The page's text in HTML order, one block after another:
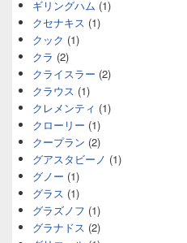
ギリングハム (1)
クセナキス (1)
クック (1)
クラ (2)
クライスラー (2)
クラウス (1)
クレメンティ (1)
クローリー (1)
クープラン (2)
グアスタビーノ (1)
グノー (1)
グラス (1)
グラズノフ (1)
グラナドス (2)